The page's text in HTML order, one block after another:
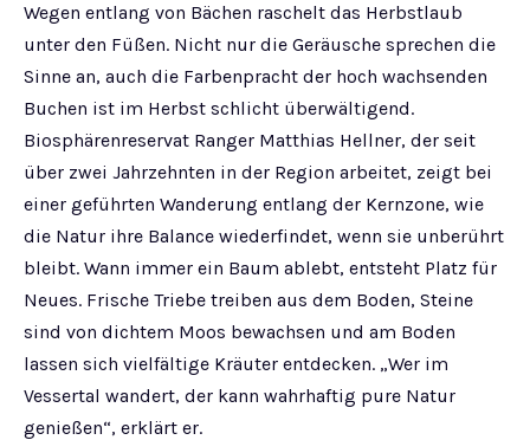
Wegen entlang von Bächen raschelt das Herbstlaub
unter den Füßen. Nicht nur die Geräusche sprechen die
Sinne an, auch die Farbenpracht der hoch wachsenden
Buchen ist im Herbst schlicht überwältigend.
Biosphärenreservat Ranger Matthias Hellner, der seit
über zwei Jahrzehnten in der Region arbeitet, zeigt bei
einer geführten Wanderung entlang der Kernzone, wie
die Natur ihre Balance wiederfindet, wenn sie unberührt
bleibt. Wann immer ein Baum ablebt, entsteht Platz für
Neues. Frische Triebe treiben aus dem Boden, Steine
sind von dichtem Moos bewachsen und am Boden
lassen sich vielfältige Kräuter entdecken. „Wer im
Vessertal wandert, der kann wahrhaftig pure Natur
genießen“, erklärt er.